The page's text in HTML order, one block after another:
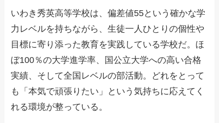
いわき秀英高等学校は、偏差値55という確かな学
力レベルを持ちながら、生徒一人ひとりの個性や
目標に寄り添った教育を実践している学校だ。ほ
ぼ100％の大学進学率、国公立大学への高い合格
実績、そして全国レベルの部活動。どれをとって
も「本気で頑張りたい」という気持ちに応えてく
れる環境が整っている。